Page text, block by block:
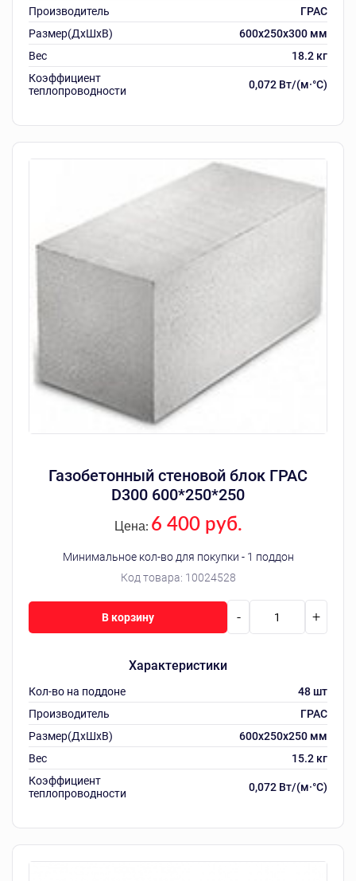
Производитель
ГРАС
Размер(ДхШхВ)
600х250х300 мм
Вес
18.2 кг
Коэффициент
теплопроводности
0,072 Вт/(м·°C)
Газобетонный стеновой блок ГРАС
D300 600*250*250
Код товара: 10024528
Цена: 6 400 руб.
Минимальное кол-во для покупки - 1 поддон
Характеристики
Кол-во на поддоне
48 шт
Производитель
ГРАС
Размер(ДхШхВ)
600х250х250 мм
Вес
15.2 кг
Коэффициент
теплопроводности
0,072 Вт/(м·°C)
- +
В корзину